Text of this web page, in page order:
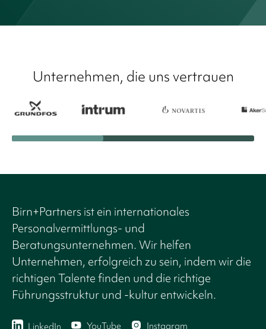
Unternehmen, die uns vertrauen
Birn+Partners ist ein internationales
Personalvermittlungs- und
Beratungsunternehmen. Wir helfen
Unternehmen, erfolgreich zu sein, indem wir die
richtigen Talente finden und die richtige
Führungsstruktur und -kultur entwickeln.
LinkedIn YouTube Instagram